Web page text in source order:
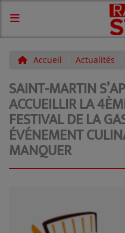
ACCUEIL
CONTACTS
CONTACTEZ-NOUS
AGENDA DE LA SEMAINE
COMMUNIQUÉS
News
Accueil Actualités
SAINT-MARTIN
ACCUEILLIR LA
FESTIVAL DE LA
ÉVÉNEMENT
MANQUER